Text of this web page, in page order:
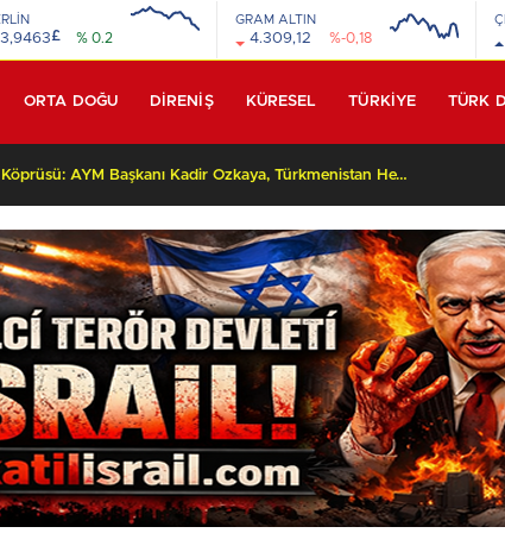
£ % 0.2
GRAM ALTIN
4.309,12 %-0,18
ORTA DOĞU DİRENİŞ KÜRESEL TÜRKİYE TÜRK
Yüksek Yargıda Kardeşlik Köprüsü: AYM Başkanı Kadir Özkaya, Türkmenistan Heyetini Kabul Ettti!